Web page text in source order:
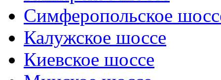
Симферопольское
Калужское шоссе
Киевское шоссе